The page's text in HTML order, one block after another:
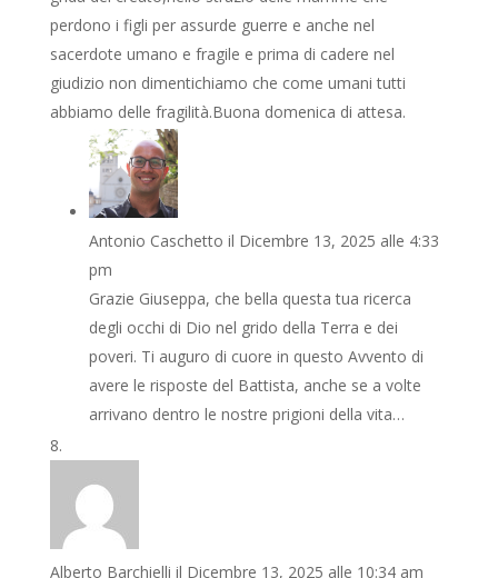
perdono i figli per assurde guerre e anche nel
sacerdote umano e fragile e prima di cadere nel
giudizio non dimentichiamo che come umani tutti
abbiamo delle fragilità.Buona domenica di attesa.
Antonio Caschetto il Dicembre 13, 2025 alle 4:33
pm
Grazie Giuseppa, che bella questa tua ricerca
degli occhi di Dio nel grido della Terra e dei
poveri. Ti auguro di cuore in questo Avvento di
avere le risposte del Battista, anche se a volte
arrivano dentro le nostre prigioni della vita…
Alberto Barchielli il Dicembre 13, 2025 alle 10:34 am